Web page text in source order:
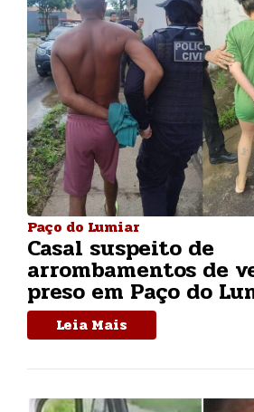
Paço do Lumiar
Casal suspeito de
arrombamentos de
preso em Paço do
Leia Mais